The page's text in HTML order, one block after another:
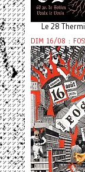
Le 28
DIM 16/08 :